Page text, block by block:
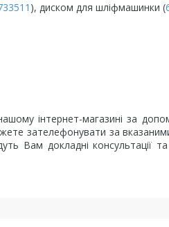
), диском для шліфмашинки (
інтернет-магазині за
зателефонувати за
Вам докладні консультації